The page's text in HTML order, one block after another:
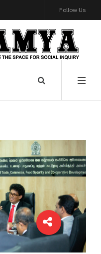
Follow Us